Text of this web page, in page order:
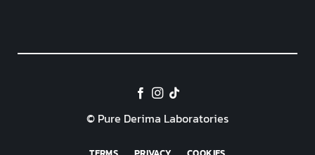
© Pure Derima Laboratories